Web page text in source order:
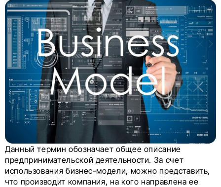
Данный термин обозначает общее описание
предпринимательской деятельности. За счет
использования бизнес-модели, можно представить,
что производит компания, на кого направлена ее